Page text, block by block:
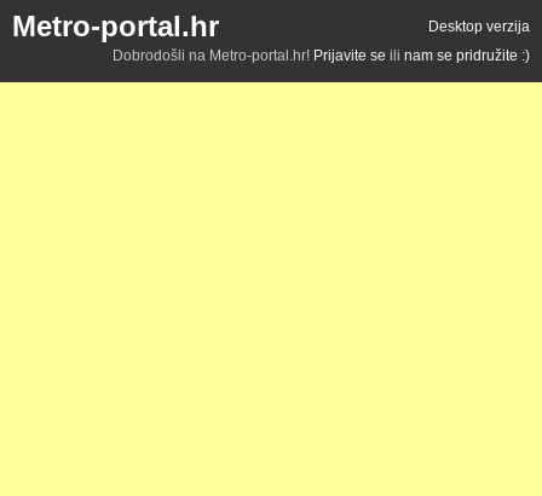
Metro-portal.hr
Desktop verzija
Dobrodošli na Metro-portal.hr! Prijavite se ili nam se pridružite :)